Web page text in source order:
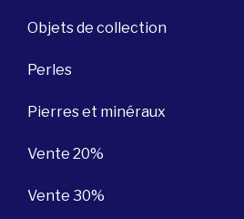
Objets de collection
Perles
Pierres et minéraux
Vente 20%
Vente 30%